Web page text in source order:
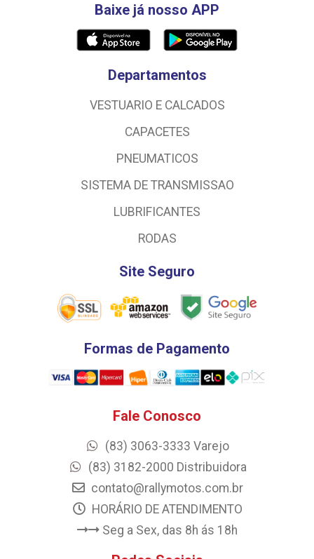
Baixe já nosso APP
Departamentos
VESTUARIO E CALCADOS
CAPACETES
PNEUMATICOS
SISTEMA DE TRANSMISSAO
LUBRIFICANTES
RODAS
Site Seguro
Formas de Pagamento
Fale Conosco
(83) 3063-3333 Varejo
(83) 3182-2000 Distribuidora
contato@rallymotos.com.br
HORÁRIO DE ATENDIMENTO
Seg a Sex, das 8h ás 18h